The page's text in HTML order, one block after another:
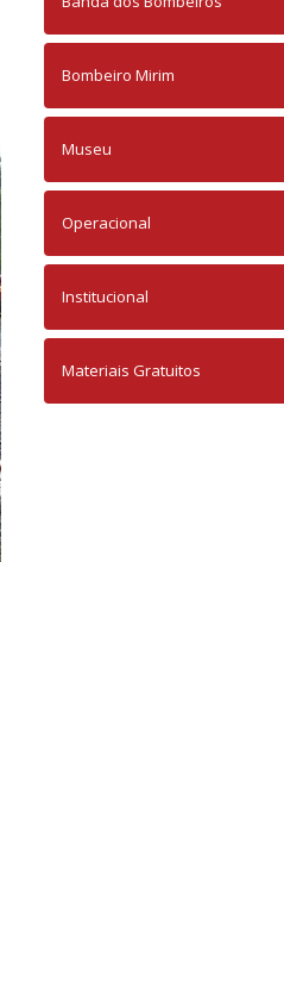
Bombeiro Mirim
Museu
Operacional
Institucional
Materiais Gratuitos